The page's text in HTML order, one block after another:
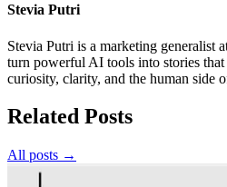
Stevia Putri
Stevia Putri is a marketing generalist
turn powerful AI tools into stories that
curiosity, clarity, and the human side
Related Posts
All posts →